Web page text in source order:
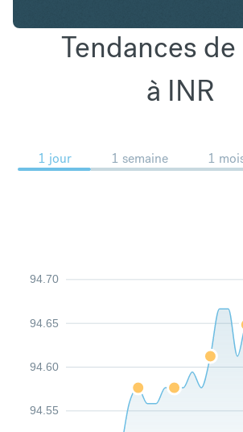
Tendances de
à INR
1 jour 1 semaine 1
94.55
94.60
94.65
94.70